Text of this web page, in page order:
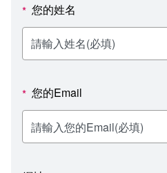
歷史訊息
新聞媒體專區
校園行事曆
報名系統
環境設備
活動花絮
影音資訊
教務處課務組
學習指導中心
輔導處
研發處
法律學系
大眾傳播學系
外國語文學系
文化藝術學系
資訊相關法規
新生報名
在學資訊
校務系統
課程大綱
網路選課
校內系統
資訊服務線上報修系統
消耗品申請
問卷調查
法令規章
* 您的姓名
* 您的Email